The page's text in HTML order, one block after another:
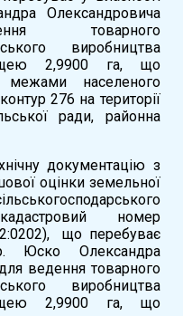
Олександровича
товарного
виробництва
2,9900 га, що
межами населеного
276 на території
ради, районна
документацію з
оцінки земельної
номер
що перебуває
Юско Олександра
ведення товарного
виробництва
2,9900 га, що